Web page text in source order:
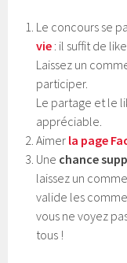
Le concours se
vie : il suffit de
Laissez un
participer.
Le partage et le
appréciable.
Aimer la page
Une chance
laissez un
valide les
vous ne voyez
tous !